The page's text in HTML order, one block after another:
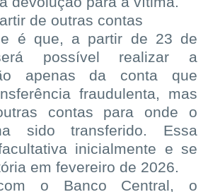
de outras contas
é que, a partir de 23 de
possível realizar a
apenas da conta que
fraudulenta, mas
contas para onde o
sido transferido. Essa
inicialmente e se
em fevereiro de 2026.
o Banco Central, o